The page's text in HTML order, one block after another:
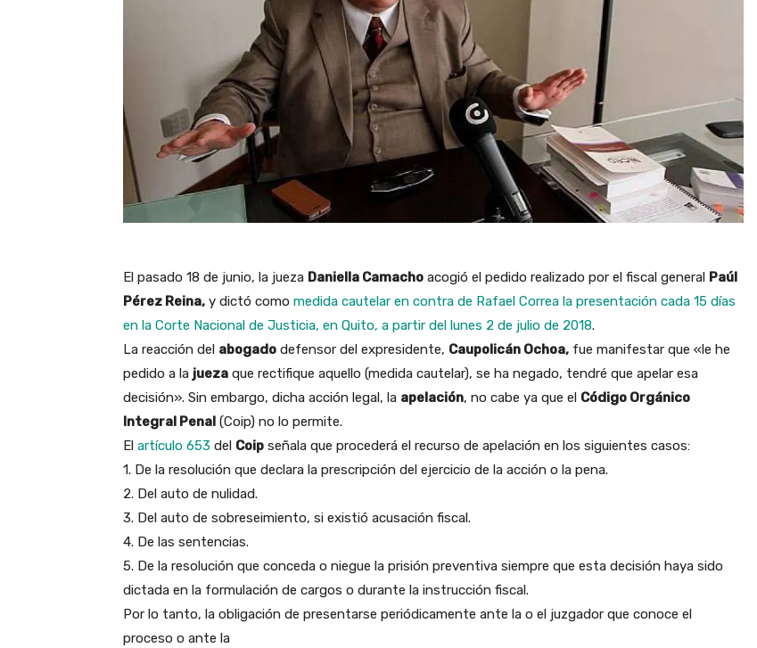
El pasado 18 de junio, la jueza Daniella Camacho acogió el pedido realizado por el fiscal general Paúl
Pérez Reina, y dictó como medida cautelar en contra de Rafael Correa la presentación cada 15 días
en la Corte Nacional de Justicia, en Quito, a partir del lunes 2 de julio de 2018.
La reacción del abogado defensor del expresidente, Caupolicán Ochoa, fue manifestar que «le he
pedido a la jueza que rectifique aquello (medida cautelar), se ha negado, tendré que apelar esa
decisión». Sin embargo, dicha acción legal, la apelación, no cabe ya que el Código Orgánico
Integral Penal (Coip) no lo permite.
El artículo 653 del Coip señala que procederá el recurso de apelación en los siguientes casos:
1. De la resolución que declara la prescripción del ejercicio de la acción o la pena.
2. Del auto de nulidad.
3. Del auto de sobreseimiento, si existió acusación fiscal.
4. De las sentencias.
5. De la resolución que conceda o niegue la prisión preventiva siempre que esta decisión haya sido
dictada en la formulación de cargos o durante la instrucción fiscal.
Por lo tanto, la obligación de presentarse periódicamente ante la o el juzgador que conoce el
proceso o ante la